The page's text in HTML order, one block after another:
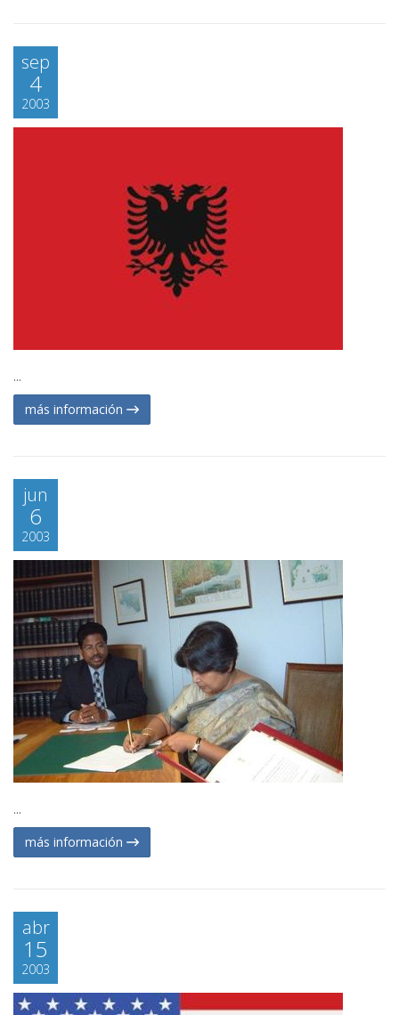
sep
4
2003
...
más información
jun
6
2003
...
más información
abr
15
2003